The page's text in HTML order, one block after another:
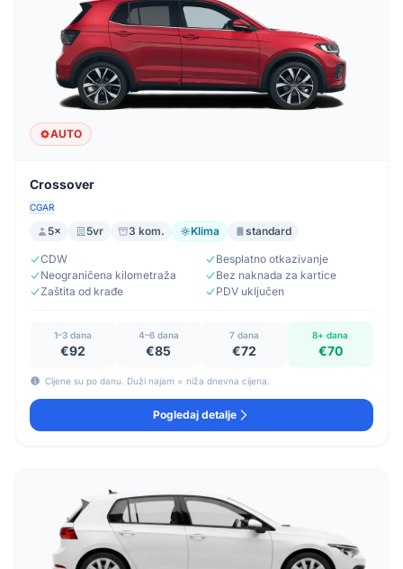
AUTO
Crossover
CGAR
5× 5vr 3 kom. Klima standard
CDW
Besplatno otkazivanje
Neograničena kilometraža
Bez naknada za kartice
Zaštita od krađe
PDV uključen
1–3 dana
€92
4–6 dana
€85
7 dana
€72
8+ dana
€70
Cijene su po danu. Duži najam = niža dnevna cijena.
Pogledaj detalje